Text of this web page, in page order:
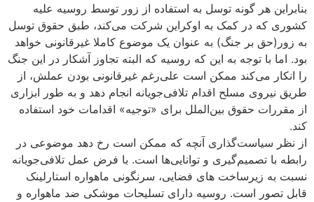
بنابراین هر گونه توسل به استفاده از زور توسط روسیه علیه
کشوری که در کمک به اوکراین شرکت می‌کند، طبق حقوق توسل
به زور(حق بر جنگ) به عنوان یک موضوع کاملا غیرقانونی خواهد
بود. اما با توجه به این که روسیه که البته تجاوز آشکار در این جنگ
را انکار می‌کند ممکن است علی‌رغم غیرقانونی بودن عملش، از
طریق نیروی مسلح اقدام تلافی‌جویانه انجام دهد و به طور ابزاری
از مقررات حقوق بین‌الملل برای «توجیه» اقدامات خود استفاده
کند.
از نظر سیاست‌گذاری آنچه که ممکن است رخ دهد موضوعی در
رابطه با تصمیم‌گیری و توانایی‌ها است. با فرض عمل تلافی‌جویانه
نسبت به زیرساخت‌ های فضایی، سرنگونی ماهواره استارلینک
قابل تصور است. روسیه دارای تسلیحات موشکی ضد ماهواره و